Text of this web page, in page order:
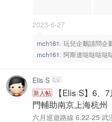
2023-6-27
mch161: 玩兒企鵝請問企
mch161: 阿斯達哒哒哒哒
Elis·S Lv.
新人帖
【Elis·S】6
門輔助南京上海杭州
六月巡遊路線 6.22-25